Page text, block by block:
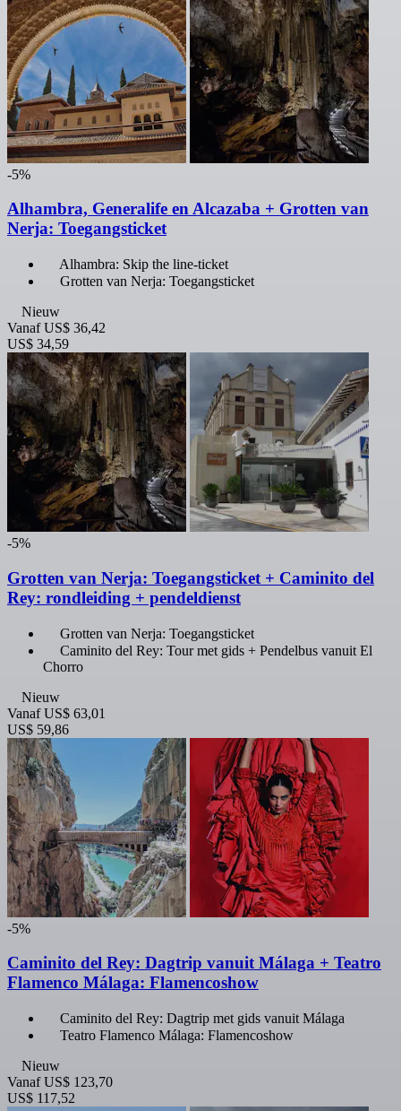
-5%
Alhambra, Generalife en Alcazaba + Grotten van
Nerja: Toegangsticket
Alhambra: Skip the line-ticket
Grotten van Nerja: Toegangsticket
Nieuw
Vanaf US$ 36,42
US$ 34,59
-5%
Grotten van Nerja: Toegangsticket + Caminito del
Rey: rondleiding + pendeldienst
Grotten van Nerja: Toegangsticket
Caminito del Rey: Tour met gids + Pendelbus vanuit El
Chorro
Nieuw
Vanaf US$ 63,01
US$ 59,86
-5%
Caminito del Rey: Dagtrip vanuit Málaga + Teatro
Flamenco Málaga: Flamencoshow
Caminito del Rey: Dagtrip met gids vanuit Málaga
Teatro Flamenco Málaga: Flamencoshow
Nieuw
Vanaf US$ 123,70
US$ 117,52